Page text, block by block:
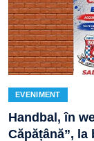
EVENIMENT
Handbal, în
Căpățână”, la